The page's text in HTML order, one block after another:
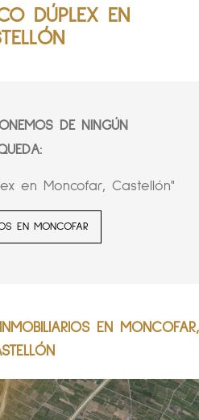
DÚPLEX EN
DE NINGÚN
en Moncofar, Castellón"
EN MONCOFAR
EN MONCOFAR,